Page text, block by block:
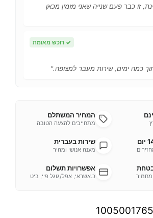
זו כבר פעם שנייה שאני מזמין מכאן
✓ רוכש מאומת
כמה ימים, שירות מעבר למצופה."
המחיר המשתלם
מתחייבים להצעה הטובה
שירות בעברית
מענה אנושי ומהיר
אפשרויות תשלום
כ.אשראי, אפל/גוגל פיי, ביט